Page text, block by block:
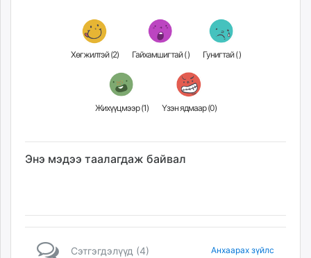
Хөгжилтэй (2) Гайхамшигтай () Гунигтай ()
Жихүүцмээр (1) Үзэн ядмаар (0)
Энэ мэдээ таалагдаж байвал
Сэтгэгдэлүүд (4) Анхаарах зүйлс